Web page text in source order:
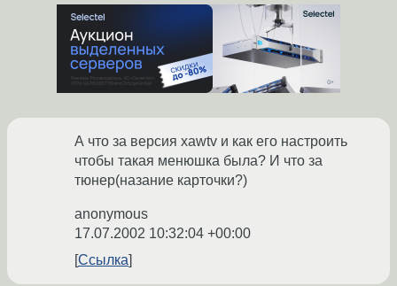
А что за версия xawtv и как его настроить
чтобы такая менюшка была? И что за
тюнер(назание карточки?)
anonymous
17.07.2002 10:32:04 +00:00
Ссылка